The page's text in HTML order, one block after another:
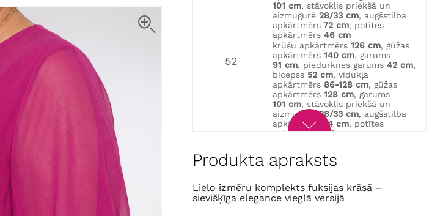
101 cm, stāvoklis priekšā un
aizmugurē 28/33 cm, augšstilba
apkārtmērs 72 cm, potītes
apkārtmērs 46 cm
52
krūšu apkārtmērs 126 cm, gūžas
apkārtmērs 140 cm, garums
91 cm, piedurknes garums 42 cm,
bicepss 52 cm, vidukļa
apkārtmērs 86-128 cm, gūžas
apkārtmērs 128 cm, garums
101 cm, stāvoklis priekšā un
aizmugurē
28/33 cm, augšstilba
apkārtmērs
74 cm, potītes
apkārtmērs 46 cm
54
apkārtmērs
146 cm
92 cm, piedurknes garums
apkārtmērs
88-134 cm, gūžas
apkārtmērs 134 cm, garums
101 cm, Stāvoklis priekšā un
Produkta apraksts
Lielo izmēru komplekts fuksijas krāsā –
sievišķīga elegance vieglā versijā